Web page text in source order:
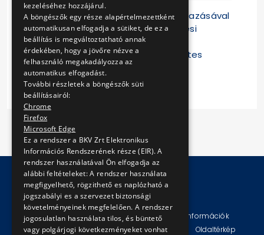
A BKV Zrt. az eljárást az EKR alkalmazásával
folytatja le. Az eljárás közbeszerzési
dokumentumai az EKR-ben
(https://ekr.gov.hu) történő előzetes
regiszt
© Copyright 2026 BKV Zrt.
Impresszum Jogi nyilatkozat
Technikai információk
Adatvédelmi politika és tájékoztatások
Oldaltérkép
kezeléséhez hozzájárul.
A böngészők egy része alapértelmezettként
automatikusan elfogadja a sütiket, de ez a
beállítás is megváltoztatható annak
érdekében, hogy a jövőre nézve a
felhasználó megakadályozza az
automatikus elfogadást.
További részletek a böngészők süti
beállításairól:
Chrome
Firefox
Microsoft Edge
Ez a rendszer a BKV Zrt Elektronikus
Információs Rendszerének része (EIR). A
rendszer használatával Ön elfogadja az
alábbi feltételeket: A rendszer használata
megfigyelhető, rögzithető es naplózható a
jogszabályi es a szervezet biztonsági
követelményeinek megfelelően. A rendszer
jogosulatlan használata tilos, és büntető
vagy polgárjogi következményeket vonhat